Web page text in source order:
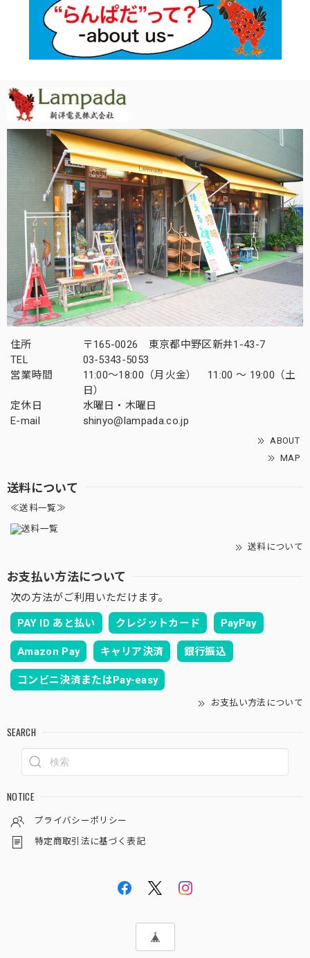
住所
〒165-0026 東京都中野区新井1-43-7
TEL
03-5343-5053
営業時間
11:00～18:00（月火金） 11:00 ～ 19:00（土
日）
定休日
水曜日・木曜日
E-mail
shinyo@lampada.co.jp
ABOUT
MAP
送料について
≪送料一覧≫
送料について
お支払い方法について
次の方法がご利用いただけます。
PAY ID あと払い クレジットカード PayPay
Amazon Pay キャリア決済 銀行振込
コンビニ決済またはPay-easy
お支払い方法について
SEARCH
NOTICE
プライバシーポリシー
特定商取引法に基づく表記